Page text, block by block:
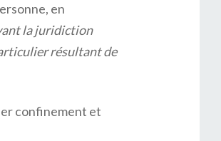
en
la juridiction
résultant de
confinement et